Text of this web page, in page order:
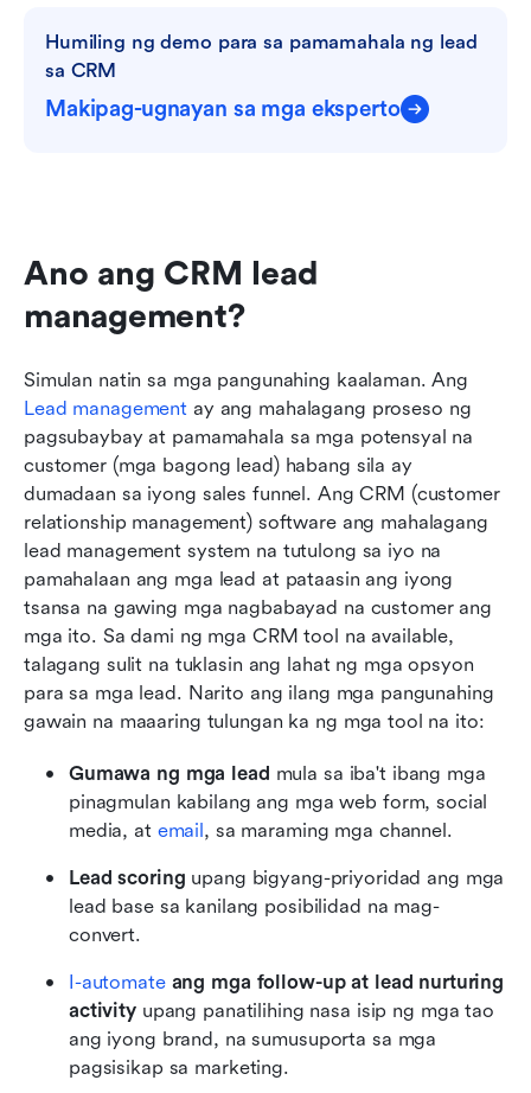
Humiling ng demo para sa pamamahala ng lead
sa CRM
Makipag-ugnayan sa mga eksperto
Ano ang CRM lead
management?
Lead management ay ang mahalagang proseso ng
pagsubaybay at pamamahala sa mga potensyal na
customer (mga bagong lead) habang sila ay
dumadaan sa iyong sales funnel. Ang CRM (customer
relationship management) software ang mahalagang
lead management system na tutulong sa iyo na
pamahalaan ang mga lead at pataasin ang iyong
tsansa na gawing mga nagbabayad na customer ang
mga ito. Sa dami ng mga CRM tool na available,
talagang sulit na tuklasin ang lahat ng mga opsyon
para sa mga lead. Narito ang ilang mga pangunahing
gawain na maaaring tulungan ka ng mga tool na ito:
Gumawa ng mga lead mula sa iba't ibang mga
pinagmulan kabilang ang mga web form, social
media, at email, sa maraming mga channel.
Lead scoring upang bigyang-priyoridad ang mga
lead base sa kanilang posibilidad na mag-
convert.
I-automate ang mga follow-up at lead nurturing
activity upang panatilihing nasa isip ng mga tao
ang iyong brand, na sumusuporta sa mga
pagsisikap sa marketing.